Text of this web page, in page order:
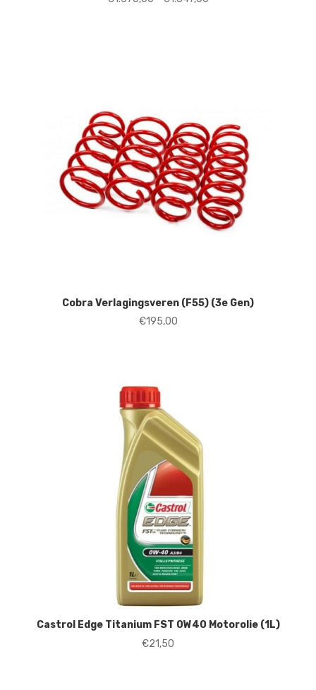
Cobra Verlagingsveren (F55) (3e Gen)
€195,00
Castrol Edge Titanium FST 0W40 Motorolie (1L)
€21,50